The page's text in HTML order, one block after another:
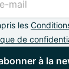
les
de
à la